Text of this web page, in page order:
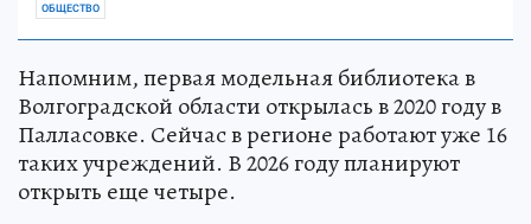
ОБЩЕСТВО
Напомним, первая модельная библиотека в
Волгоградской области открылась в 2020 году в
Палласовке. Сейчас в регионе работают уже 16
таких учреждений. В 2026 году планируют
открыть еще четыре.